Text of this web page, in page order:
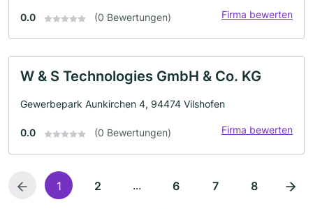
0.0 (0 Bewertungen) Firma bewerten
W & S Technologies GmbH & Co. KG
Gewerbepark Aunkirchen 4, 94474 Vilshofen
0.0 (0 Bewertungen) Firma bewerten
1 2 ... 6 7 8